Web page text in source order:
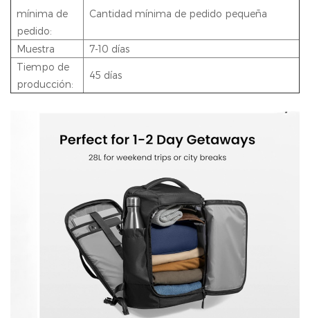
mínima de
pedido:
Cantidad mínima de pedido pequeña
Muestra
7-10 días
Tiempo de
producción:
45 días